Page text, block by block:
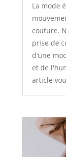
La mode
couture.
prise de
d'une
et de
article